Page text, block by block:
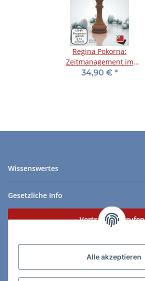
Alle akzeptieren
Regina Pokorna:
Zeitmanagement im
Schach - DVD
34,90 € *
Wissenswertes
Gesetzliche Info
Vertrag widerrufen